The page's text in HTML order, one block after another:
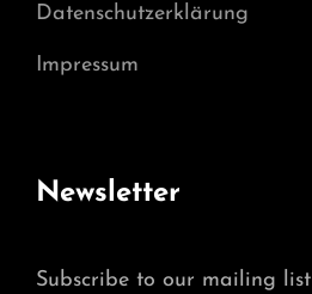
Datenschutzerklärung
Impressum
Newsletter
Subscribe to our mailing list